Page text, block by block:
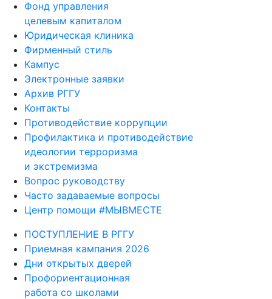
Фонд управления
целевым капиталом
Юридическая клиника
Фирменный стиль
Кампус
Электронные заявки
Архив РГГУ
Контакты
Противодействие коррупции
Профилактика и противодействие
идеологии терроризма
и экстремизма
Вопрос руководству
Часто задаваемые вопросы
Центр помощи #МЫВМЕСТЕ
ПОСТУПЛЕНИЕ В РГГУ
Приемная кампания 2026
Дни открытых дверей
Профориентационная
работа со школами